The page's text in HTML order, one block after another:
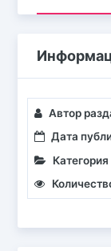
Автор
Дата